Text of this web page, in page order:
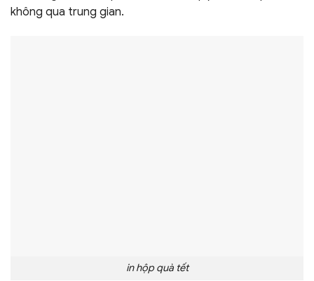
không qua trung gian.
in hộp quà tết